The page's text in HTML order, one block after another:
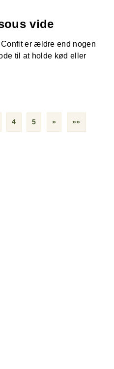
vide
er ældre end nogen
til at holde kød eller
4 5 » »»